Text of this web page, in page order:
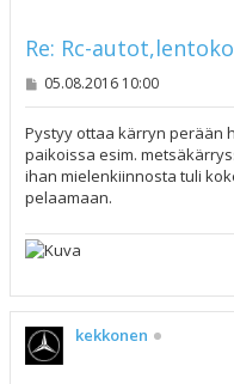
Re: Rc-
V
s
t
i
05.08.2016 10:00
Pystyy ottaa kärryn perään
paikoissa esim.
ihan mielenkiinnosta tuli
pelaamaan.
kekkonen